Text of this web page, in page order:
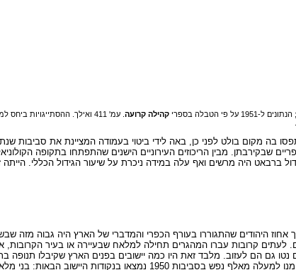
קהילה קרועה
. עמ' 411 ואילך.
שבקירבתן. מבין הריכוזים העירוניים הישנים שהתפתחו בתקופה
ברבאט היה מרשים ואף עלה במידה ניכרת על שיעור הגידול הכללי.
אך אחוז היהודים שהתגוררו בעורף הכפרי והמדברי של הארץ היה גבוה
לעתים קרובות עברו המהגרים תחילה למלאח שבעיירה או בעיר
גם הם לעזוב. מלבד זאת היו כמה יישובים בפנים הארץ שקיבלו